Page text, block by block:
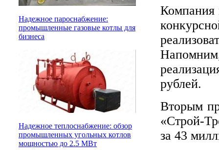
Надежное пароснабжение:
промышленные газовые котлы для
бизнеса
Надежное теплоснабжение: обзор
промышленных угольных котлов
мощностью до 2.5 МВт
Компания
рублей.
Вторым
«Строй-
за 43